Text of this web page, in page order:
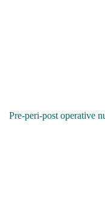
Pre-peri-post operative